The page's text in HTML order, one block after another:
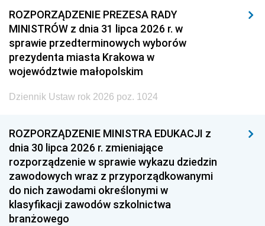
ROZPORZĄDZENIE PREZESA RADY
MINISTRÓW z dnia 31 lipca 2026 r. w
sprawie przedterminowych wyborów
prezydenta miasta Krakowa w
województwie małopolskim
Dziennik Ustaw rok 2026 poz. 1024
ROZPORZĄDZENIE MINISTRA EDUKACJI z
dnia 30 lipca 2026 r. zmieniające
rozporządzenie w sprawie wykazu dziedzin
zawodowych wraz z przyporządkowanymi
do nich zawodami określonymi w
klasyfikacji zawodów szkolnictwa
branżowego